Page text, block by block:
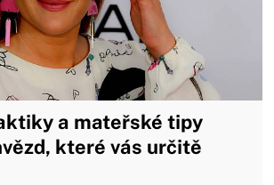
a mateřské tipy
které vás určitě